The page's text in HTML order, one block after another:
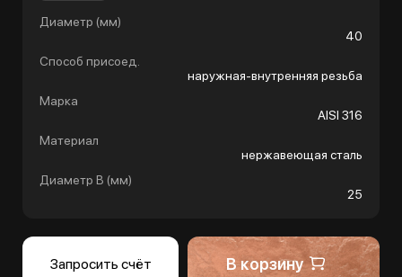
Диаметр (мм)
40
Способ присоед.
наружная-внутренняя резьба
Марка
AISI 316
Материал
нержавеющая сталь
Диаметр B (мм)
25
Запросить счёт В корзину